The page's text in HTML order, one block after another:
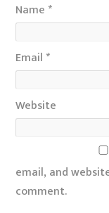
Name *
Email *
Website
email, and
comment.